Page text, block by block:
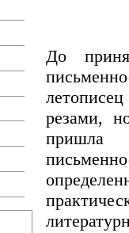
До
резами,
пришла